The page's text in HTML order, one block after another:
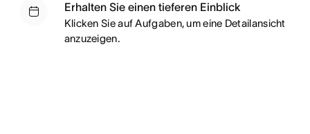
Erhalten Sie einen tieferen Einblick
Klicken Sie auf Aufgaben, um eine Detailansicht
anzuzeigen.